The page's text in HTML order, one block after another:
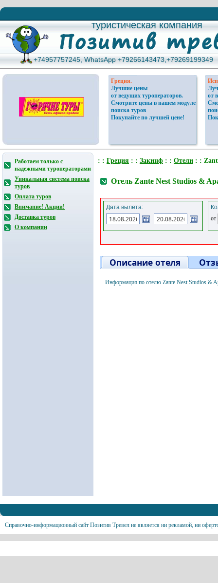
туристическая компания
туристическая компания
+74957757245, WhatsApp +79266143473,+79269199349
+74957757245, WhatsApp +79266143473,+79269199349
Греция.
Лучшие цены
от ведущих туроператоров.
Смотрите цены в нашем модуле
поиска туров
Покупайте по лучшей цене!
от
Работаем только с
надежными туроператорами
Уникальная система поиска
туров
Оплата туров
Внимание! Акции!
Доставка туров
О компании
: : Греция : : Закинф : : Отели : :
Отель Zante Nest Studios &
Дата вылета:
от
Описание отеля
Информация по отелю Zante Nest Studios &
Справочно-информационный сайт Позитив Тревел не является ни рекламой, ни